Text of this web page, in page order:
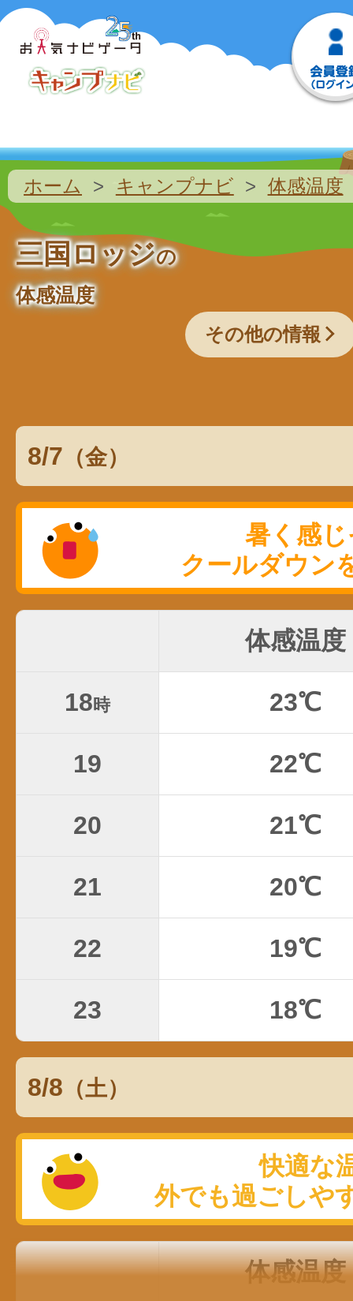
ホーム キャンプナビ 体感温度
三国ロッジの
体感温度
その他の情報
8/7 （金）
体感温度
18時 23℃
19 22℃
20 21℃
21 20℃
22 19℃
23 18℃
8/8 （土）
体感温度